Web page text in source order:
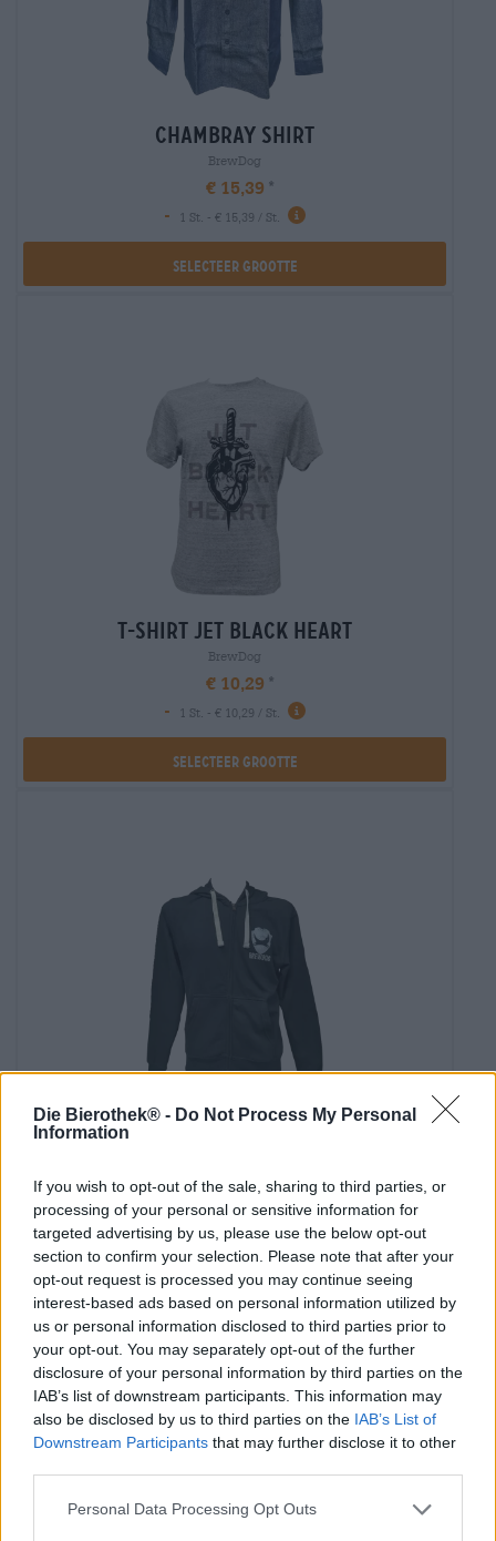
Die Bierothek® - Do Not Process My Personal
Information
If you wish to opt-out of the sale, sharing to third parties, or
processing of your personal or sensitive information for
targeted advertising by us, please use the below opt-out
section to confirm your selection. Please note that after your
opt-out request is processed you may continue seeing
interest-based ads based on personal information utilized by
us or personal information disclosed to third parties prior to
your opt-out. You may separately opt-out of the further
disclosure of your personal information by third parties on the
IAB’s list of downstream participants. This information may
also be disclosed by us to third parties on the IAB’s List of
Downstream Participants that may further disclose it to other
Personal Data Processing Opt Outs
chambray shirt
BrewDog
€ 15,39
-
1 St. - € 15,39 / St.
Selecteer Grootte
t-shirt jet black heart
BrewDog
€ 10,29
-
1 St. - € 10,29 / St.
Selecteer Grootte
hoodie live craft - die punk
€ 25,39
-
1 St. - € 25,39 / St.
Selecteer Grootte